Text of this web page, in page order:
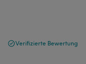
Verifizierte Bewertung